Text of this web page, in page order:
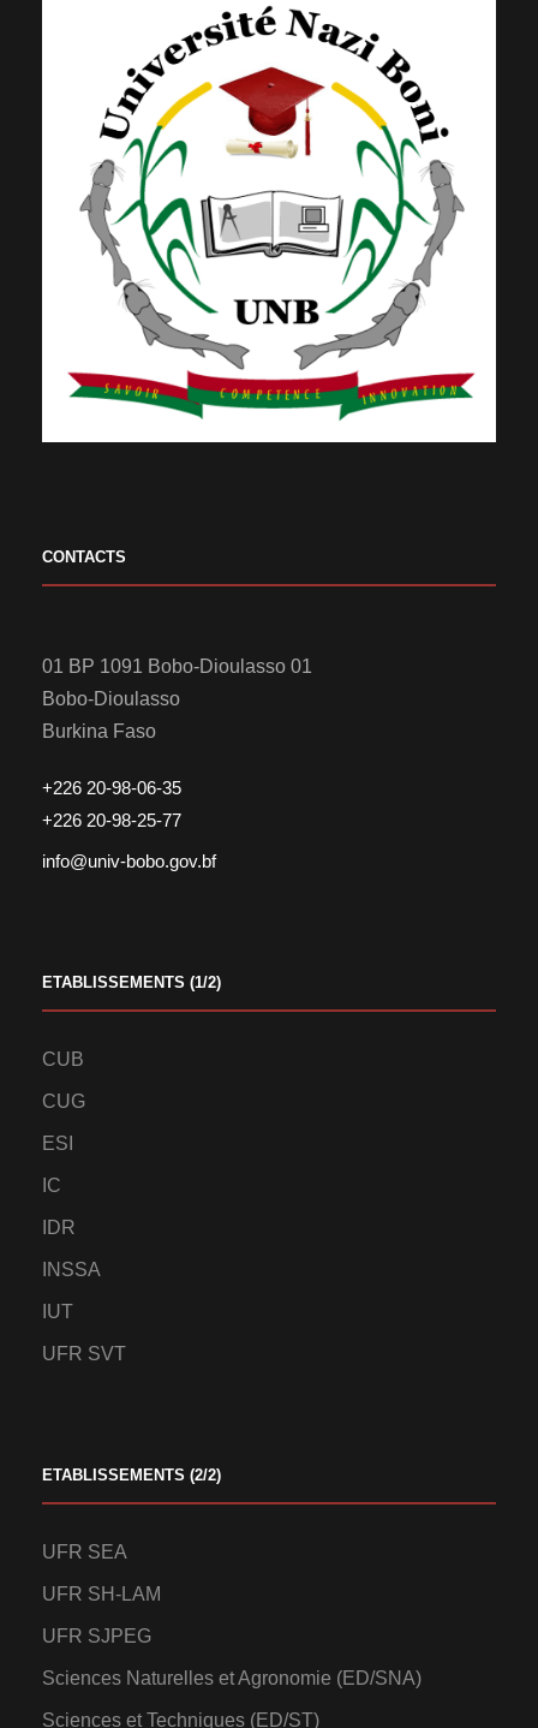
CONTACTS
01 BP 1091 Bobo-Dioulasso 01
Bobo-Dioulasso
Burkina Faso
+226 20-98-06-35
+226 20-98-25-77
info@univ-bobo.gov.bf
ETABLISSEMENTS (1/2)
CUB
CUG
ESI
IC
IDR
INSSA
IUT
UFR SVT
ETABLISSEMENTS (2/2)
UFR SEA
UFR SH-LAM
UFR SJPEG
Sciences Naturelles et Agronomie (ED/SNA)
Sciences et Techniques (ED/ST)